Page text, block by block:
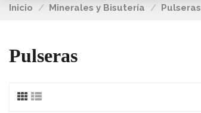
Inicio Minerales y Bisutería Pulseras
Pulseras